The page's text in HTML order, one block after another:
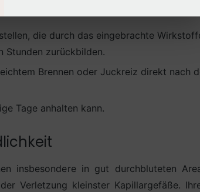
die durch das eingebrachte
Stunden zurückbilden.
Brennen oder Juckreiz direkt nach
Tage anhalten kann.
insbesondere in gut durchbluteten
Verletzung kleinster Kapillargefäße.